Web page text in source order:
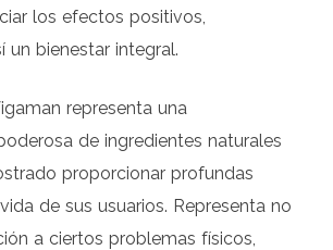
los efectos positivos,
un bienestar integral.
representa una
de ingredientes naturales
proporcionar profundas
de sus usuarios. Representa no
a ciertos problemas físicos,